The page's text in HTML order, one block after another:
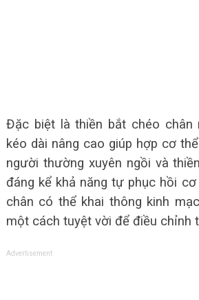
Đặc biệt là thiền bắt chéo chân
kéo dài nâng cao giúp hợp cơ
người thường xuyên ngồi và
đáng kể khả năng tự phục hồi
chân có thể khai thông kinh
một cách tuyệt vời để điều chỉnh
Advertisement